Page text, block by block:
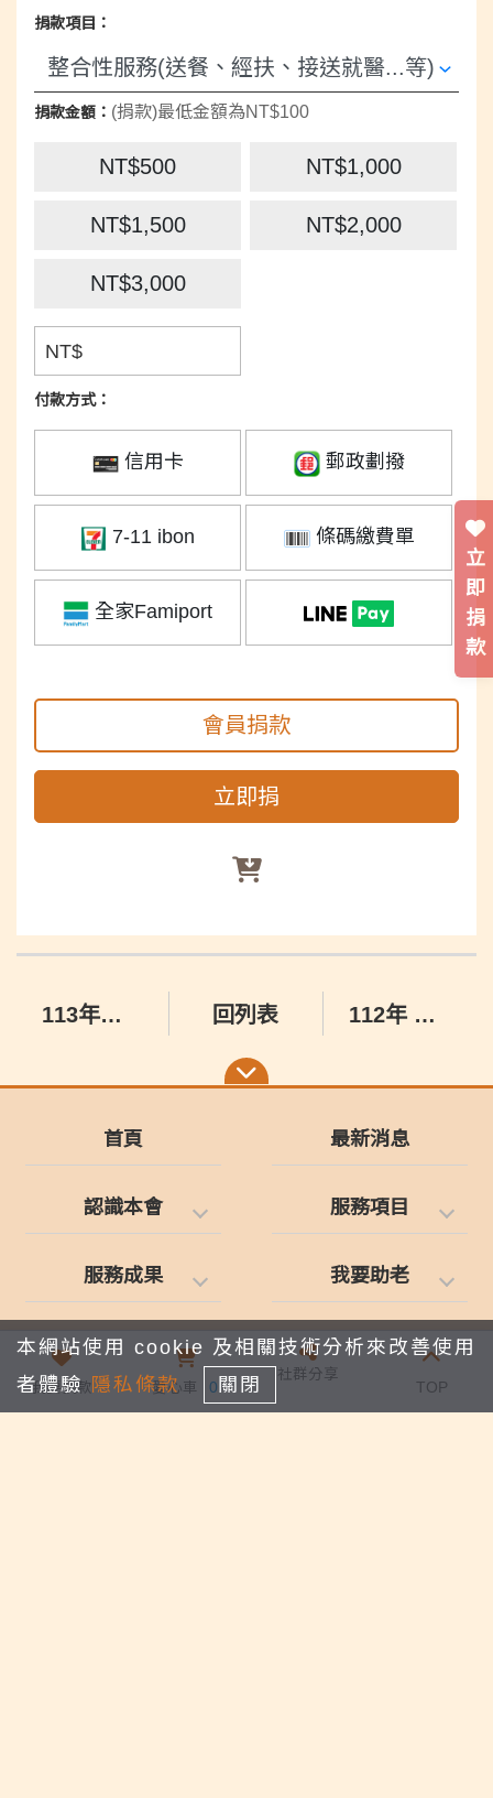
捐款項目：
捐款金額： (捐款)最低金額為NT$100
NT$500 NT$1,000
NT$1,500 NT$2,000
NT$3,000
NT$
付款方式：
信用卡 郵政劃撥
7-11 ibon 條碼繳費單
全家Famiport
會員捐款
立即捐
113年獨居老人圓夢餐會─經費認助(捐款2千贈蜜茶) 回列表 112年 用愛助老‧年菜募集！
立
即
捐
款
首頁 最新消息
認識本會 服務項目
服務成果 我要助老
徵信 我的愛心車
捐款FAQs 人才招募
我要捐款 愛心車 0
社群分享
TOP
本網站使用 cookie 及相關技術分析來改善使用
者體驗 隱私條款 關閉